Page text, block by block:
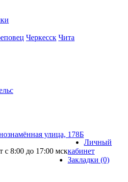
Черкесск Чита
улица, 178Б
с 8:00 до 17:00 мск
Личный
кабинет
Закладки (0)